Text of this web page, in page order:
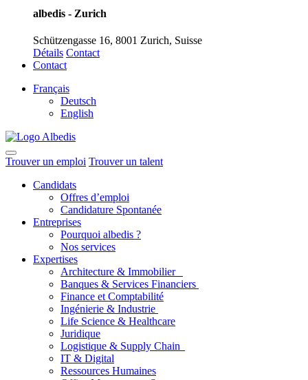
albedis - Zurich
Schützengasse 16, 8001 Zurich, Suisse
Détails Contact
Contact
Français
Deutsch
English
Trouver un emploi Trouver un talent
Candidats
Offres d’emploi
Candidature Spontanée
Entreprises
Pourquoi albedis ?
Nos services
Expertises
Architecture & Immobilier
Banques & Services Financiers
Finance et Comptabilité
Ingénierie & Industrie
Life Science & Healthcare
Juridique
Logistique & Supply Chain
IT & Digital
Ressources Humaines